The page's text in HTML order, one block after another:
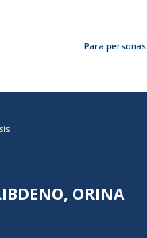
Para personas
ORINA